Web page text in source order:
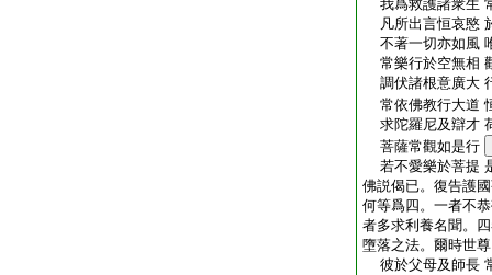
我爲救護諸衆生
凡所出言恒哀愍
不著一切亦如風
常樂行於空無相
調伏諸根意廣大
常依佛教行大道
求陀羅尼及辯才
菩薩常觀如是行
若不愛樂於菩提
佛説偈已。復告護
何等爲四。一者不
者多求利養名聞。
墮落之法。爾時世
彼於父母及師長